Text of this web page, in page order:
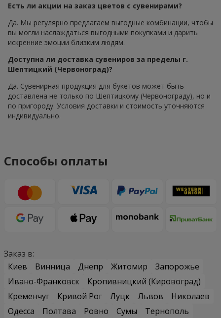
Есть ли акции на заказ цветов с сувенирами?
Да. Мы регулярно предлагаем выгодные комбинации, чтобы
вы могли наслаждаться выгодными покупками и дарить
искренние эмоции близким людям.
Доступна ли доставка сувениров за пределы г.
Шептицкий (Червоноград)?
Да. Сувенирная продукция для букетов может быть
доставлена не только по Шептицкому (Червонограду), но и
по пригороду. Условия доставки и стоимость уточняются
индивидуально.
Способы оплаты
Заказ в:
Киев
Винница Днепр Житомир
Запорожье
Ивано-Франковск
Кропивницкий (Кировоград)
Кременчуг
Кривой Рог Луцк Львов
Николаев
Одесса
Полтава Ровно Сумы
Тернополь